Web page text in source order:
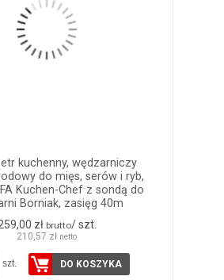
kuchenny, wędzarniczy
do mięs, serów i ryb,
Kuchen-Chef z sondą do
Borniak, zasięg 40m
zł brutto/ szt.
210,57 zł netto
szt. DO KOSZYKA